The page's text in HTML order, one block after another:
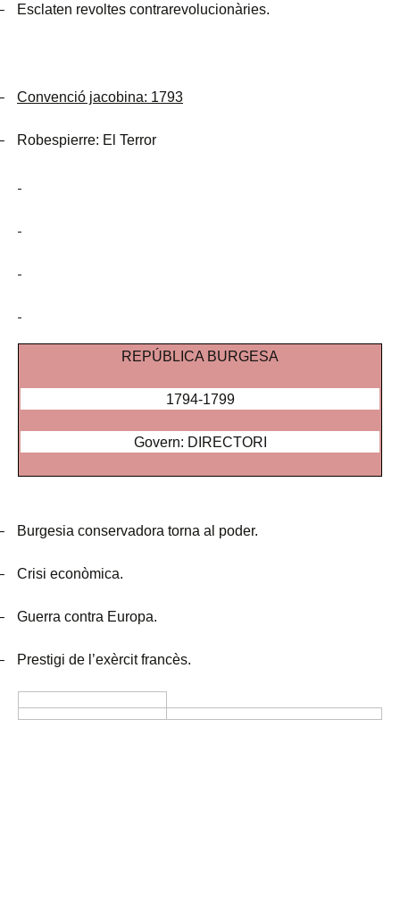
Esclaten revoltes contrarevolucionàries.
Convenció jacobina: 1793
Robespierre: El Terror
REPÚBLICA BURGESA
1794-1799
Govern: DIRECTORI
Burgesia conservadora torna al poder.
Crisi econòmica.
Guerra contra Europa.
Prestigi de l’exèrcit francès.